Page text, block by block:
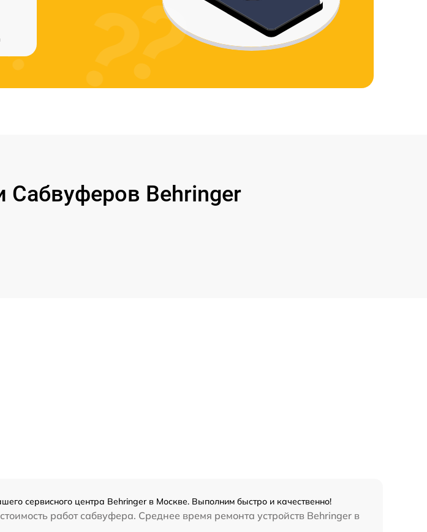
Behringer
сервисного центра Behringer в Москве. Выполним быстро и качественно!
работ сабвуфера. Среднее время ремонта устройств Behringer в